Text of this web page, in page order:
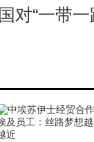
对“一带